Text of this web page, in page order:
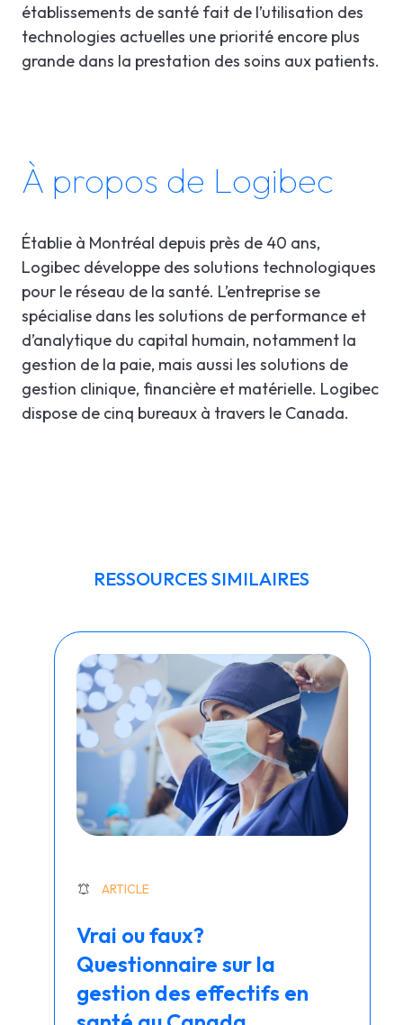
établissements de santé fait de l’utilisation des
technologies actuelles une priorité encore plus
grande dans la prestation des soins aux patients.
À propos de Logibec
Établie à Montréal depuis près de 40 ans,
Logibec développe des solutions technologiques
pour le réseau de la santé. L’entreprise se
spécialise dans les solutions de performance et
d’analytique du capital humain, notamment la
gestion de la paie, mais aussi les solutions de
gestion clinique, financière et matérielle. Logibec
dispose de cinq bureaux à travers le Canada.
RESSOURCES SIMILAIRES
ARTICLE
Vrai ou faux?
Questionnaire sur la
gestion des effectifs en